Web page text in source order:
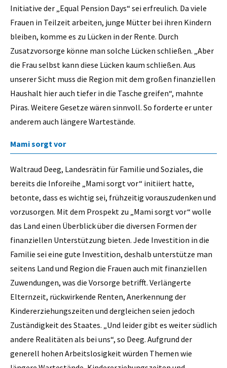
Initiative der „Equal Pension Days“ sei erfreulich. Da viele
Frauen in Teilzeit arbeiten, junge Mütter bei ihren Kindern
bleiben, komme es zu Lücken in der Rente. Durch
Zusatzvorsorge könne man solche Lücken schließen. „Aber
die Frau selbst kann diese Lücken kaum schließen. Aus
unserer Sicht muss die Region mit dem großen finanziellen
Haushalt hier auch tiefer in die Tasche greifen“, mahnte
Piras. Weitere Gesetze wären sinnvoll. So forderte er unter
anderem auch längere Wartestände.
Mami sorgt vor
Waltraud Deeg, Landesrätin für Familie und Soziales, die
bereits die Inforeihe „Mami sorgt vor“ initiiert hatte,
betonte, dass es wichtig sei, frühzeitig vorauszudenken und
vorzusorgen. Mit dem Prospekt zu „Mami sorgt vor“ wolle
das Land einen Überblick über die diversen Formen der
finanziellen Unterstützung bieten. Jede Investition in die
Familie sei eine gute Investition, deshalb unterstütze man
seitens Land und Region die Frauen auch mit finanziellen
Zuwendungen, was die Vorsorge betrifft. Verlängerte
Elternzeit, rückwirkende Renten, Anerkennung der
Kindererziehungszeiten und dergleichen seien jedoch
Zuständigkeit des Staates. „Und leider gibt es weiter südlich
andere Realitäten als bei uns“, so Deeg. Aufgrund der
generell hohen Arbeitslosigkeit würden Themen wie